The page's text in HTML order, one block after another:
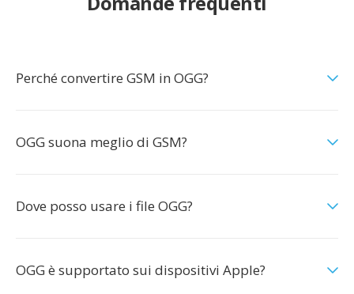
Perché convertire GSM in OGG?
OGG suona meglio di GSM?
Dove posso usare i file OGG?
OGG è supportato sui dispositivi Apple?